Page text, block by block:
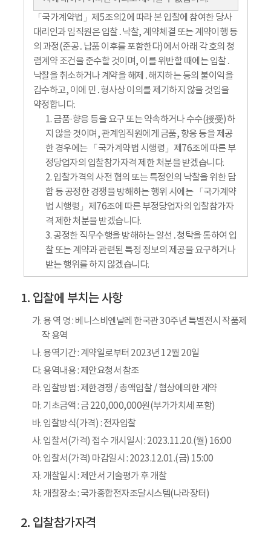
「국가계약법」제5조의2에 따라 본 입찰에 참여한 당사
대리인과 임직원은 입찰․낙찰, 계약체결 또는 계약이행 등
의 과정(준공․납품 이후를 포함한다)에서 아래 각 호의 청
렴계약 조건을 준수할 것이며, 이를 위반할 때에는 입찰․
낙찰을 취소하거나 계약을 해제․해지하는 등의 불이익을
감수하고, 이에 민․형사상 이의를 제기하지 않을 것임을
약정합니다.
1. 금품·향응 등을 요구 또는 약속하거나 수수(授受)하
지 않을 것이며, 관계임직원에게 금품, 향응 등을 제공
한 경우에는 「국가계약법 시행령」제76조에 따른 부
정당업자의 입찰참가자격 제한 처분을 받겠습니다.
2. 입찰가격의 사전 협의 또는 특정인의 낙찰을 위한 담
합 등 공정한 경쟁을 방해하는 행위 시에는 「국가계약
법 시행령」제76조에 따른 부정당업자의 입찰참가자
격 제한 처분을 받겠습니다.
3. 공정한 직무수행을 방해하는 알선․청탁을 통하여 입
찰 또는 계약과 관련된 특정 정보의 제공을 요구하거나
받는 행위를 하지 않겠습니다.
입찰에 부치는 사항
가. 용 역 명 : 베니스비엔날레 한국관 30주년 특별전시 작품제
작 용역
나. 용역기간 : 계약일로부터 2023년 12월 20일
다. 용역내용 : 제안요청서 참조
라. 입찰방법 : 제한경쟁 / 총액입찰 / 협상에의한 계약
마. 기초금액 : 금 220,000,000원(부가가치세 포함)
바. 입찰방식(가격) : 전자입찰
사. 입찰서(가격) 접수 개시일시 : 2023.11.20.(월) 16:00
아. 입찰서(가격) 마감일시 : 2023.12.01.(금) 15:00
자. 개찰일시 : 제안서 기술평가 후 개찰
차. 개찰장소 : 국가종합전자조달시스템(나라장터)
입찰참가자격